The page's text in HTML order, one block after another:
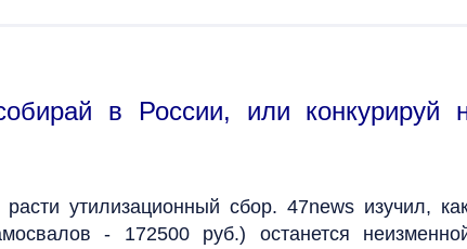
в России, или конкурируй
утилизационный сбор. 47news изучил,
- 172500 руб.) останется